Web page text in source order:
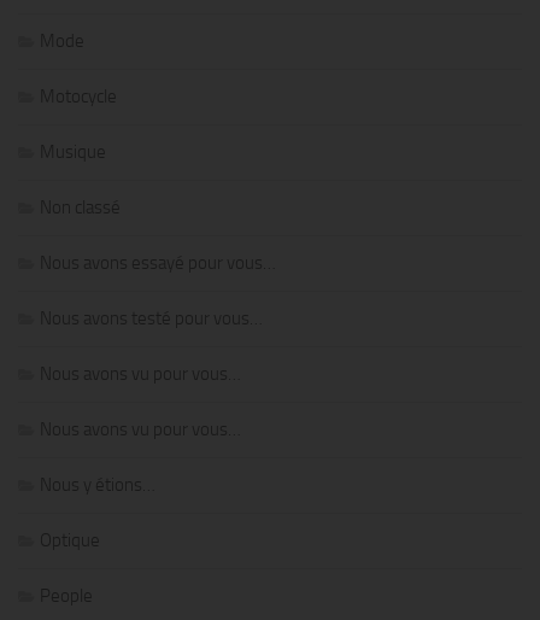
Mode
Motocycle
Musique
Non classé
Nous avons essayé pour vous…
Nous avons testé pour vous…
Nous avons vu pour vous…
Nous avons vu pour vous…
Nous y étions…
Optique
People